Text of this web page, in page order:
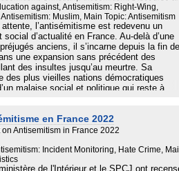
à quelques-uns ? La vie politique
aux sirènes de l’antisémitisme lorsque
concernent les Juifs et plus
est-il utilisé de manière
against, Antisemitism: Right-Wing,
Muslim, Main Topic: Antisemitism
l’antisémitisme est redevenu un
d’actualité en France. Au-delà d’une
anciens, il s’incarne depuis la fin
une expansion sans précédent des
des insultes jusqu’au meurtre. Sa
des plus vieilles nations démocratiques
malaise social et politique qui reste à
? de la recomposition de formes
nouveaux, dans un contexte pourtant
?
du phénomène est de nature à
en France 2022
on Antisemitism in France 2022
Incident Monitoring, Hate Crime,
de l'Intérieur et le SPCJ ont